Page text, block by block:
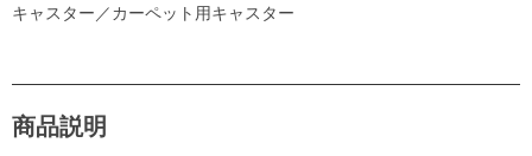
キャスター／カーペット用キャスター
商品説明